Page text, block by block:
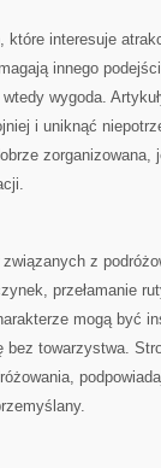
interesuje
innego
wygoda.
i uniknąć
zorganizowana,
z
przełamanie
mogą być
towarzystwa.